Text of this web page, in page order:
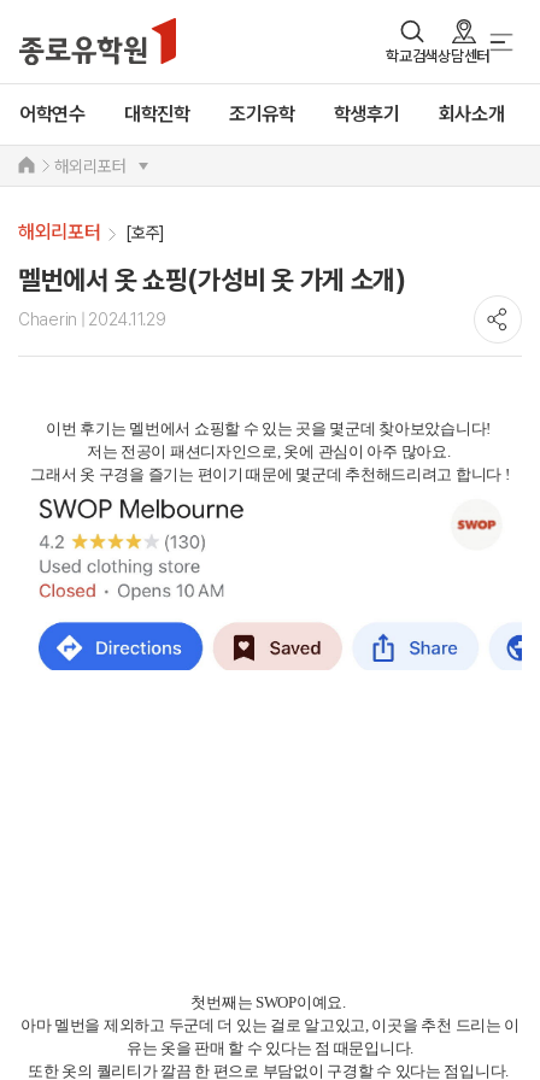
학교검색상담센터
어학연수 대학진학 조기유학 학생후기 회사소개
해외리포터
해외리포터 [호주]
멜번에서 옷 쇼핑(가성비 옷 가게 소개)
Chaerin | 2024.11.29
이번 후기는 멜번에서 쇼핑할 수 있는 곳을 몇군데 찾아보았습니다!
저는 전공이 패션디자인으로, 옷에 관심이 아주 많아요.
그래서 옷 구경을 즐기는 편이기 때문에 몇군데 추천해드리려고 합니다 !
첫번째는 SWOP이예요.
아마 멜번을 제외하고 두군데 더 있는 걸로 알고있고, 이곳을 추천 드리는 이
유는 옷을 판매 할 수 있다는 점 때문입니다.
또한 옷의 퀄리티가 깔끔 한 편으로 부담없이 구경할 수 있다는 점입니다.
다르게 특이한 색감의 옷도 많이 볼 수 있답니다!